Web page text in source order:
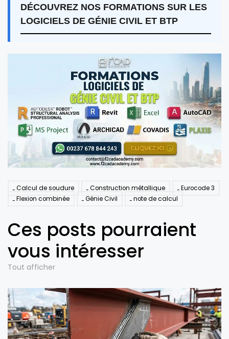
DÉCOUVREZ NOS FORMATIONS SUR LES
LOGICIELS DE GÉNIE CIVIL ET BTP
Calcul de soudure Construction métallique
Eurocode 3
Flexion combinée
Génie Civil note de calcul
Ces posts pourraient
vous intéresser
Tout afficher